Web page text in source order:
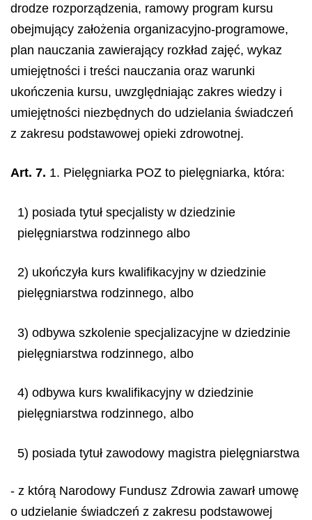
drodze rozporządzenia, ramowy program kursu
obejmujący założenia organizacyjno-programowe,
plan nauczania zawierający rozkład zajęć, wykaz
umiejętności i treści nauczania oraz warunki
ukończenia kursu, uwzględniając zakres wiedzy i
umiejętności niezbędnych do udzielania świadczeń
z zakresu podstawowej opieki zdrowotnej.
Art. 7. 1. Pielęgniarka POZ to pielęgniarka, która:
1) posiada tytuł specjalisty w dziedzinie
pielęgniarstwa rodzinnego albo
2) ukończyła kurs kwalifikacyjny w dziedzinie
pielęgniarstwa rodzinnego, albo
3) odbywa szkolenie specjalizacyjne w dziedzinie
pielęgniarstwa rodzinnego, albo
4) odbywa kurs kwalifikacyjny w dziedzinie
pielęgniarstwa rodzinnego, albo
5) posiada tytuł zawodowy magistra pielęgniarstwa
- z którą Narodowy Fundusz Zdrowia zawarł umowę
o udzielanie świadczeń z zakresu podstawowej